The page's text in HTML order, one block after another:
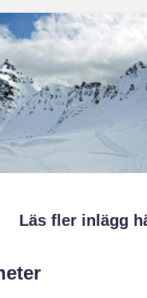
Läs fler inlägg